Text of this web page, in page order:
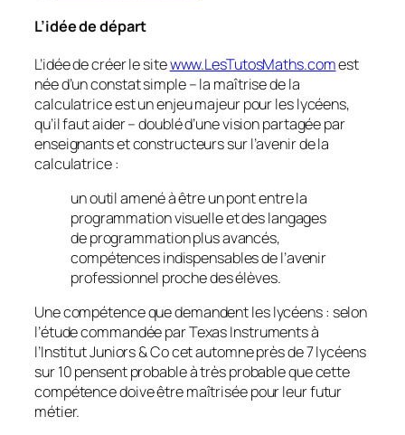
L’idée de départ
L’idée de créer le sitewww.LesTutosMaths.comest
née d’un constat simple – la maîtrise de la
calculatrice est un enjeu majeur pour les lycéens,
qu’il faut aider – doublé d’une vision partagée par
enseignants et constructeurs sur l’avenir de la
calculatrice :
un outil amené à être un pont entre la
programmation visuelle et des langages
de programmation plus avancés,
compétences indispensables de l’avenir
professionnel proche des élèves.
Une compétence que demandent les lycéens : selon
l’étude commandée par Texas Instruments à
l’Institut Juniors & Co cet automne près de 7 lycéens
sur 10 pensent probable à très probable que cette
compétence doive être maîtrisée pour leur futur
métier.